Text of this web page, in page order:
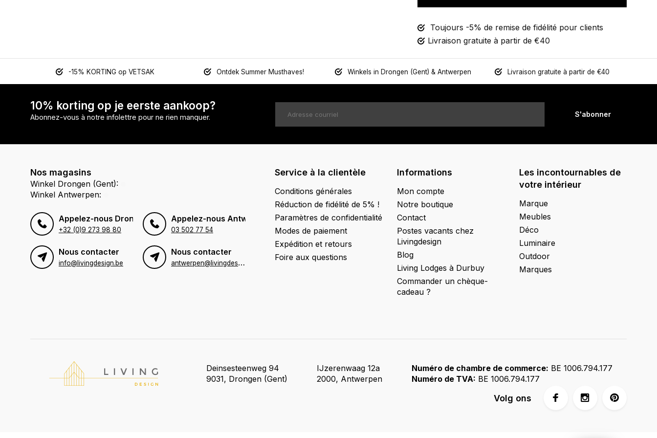
Toujours -5% de remise de fidélité pour clients
Livraison gratuite à partir de €40
-15% KORTING op VETSAK Ontdek Summer Musthaves! Winkels in Drongen (Gent) & Antwerpen Livraison gratuite à partir de €40
10% korting op je eerste aankoop?
Abonnez-vous à notre infolettre pour ne rien manquer. S'abonner
Nos magasins
Winkel Drongen (Gent):
Winkel Antwerpen:
Appelez-nous Drongen (Gent)
+32 (0)9 273 98 80
Appelez-nous Antwerpen
03 502 77 54
Nous contacter
info@livingdesign.be
Nous contacter
a
ntwerpen@livingdesign.be
Service à la clientèle
Conditions générales
Réduction de fidélité de 5% !
Paramètres de confidentialité
Modes de paiement
Expédition et retours
Foire aux questions
Informations
Mon compte
Notre boutique
Contact
Postes vacants chez
Livingdesign
Blog
Living Lodges à Durbuy
Commander un chèque-
cadeau ?
Les incontournables de
votre intérieur
Marque
Meubles
Déco
Luminaire
Outdoor
Marques
Deinsesteenweg 94
9031, Drongen (Gent)
IJzerenwaag 12a
2000, Antwerpen
Numéro de chambre de commerce: BE 1006.794.177
Numéro de TVA: BE 1006.794.177
Volg ons